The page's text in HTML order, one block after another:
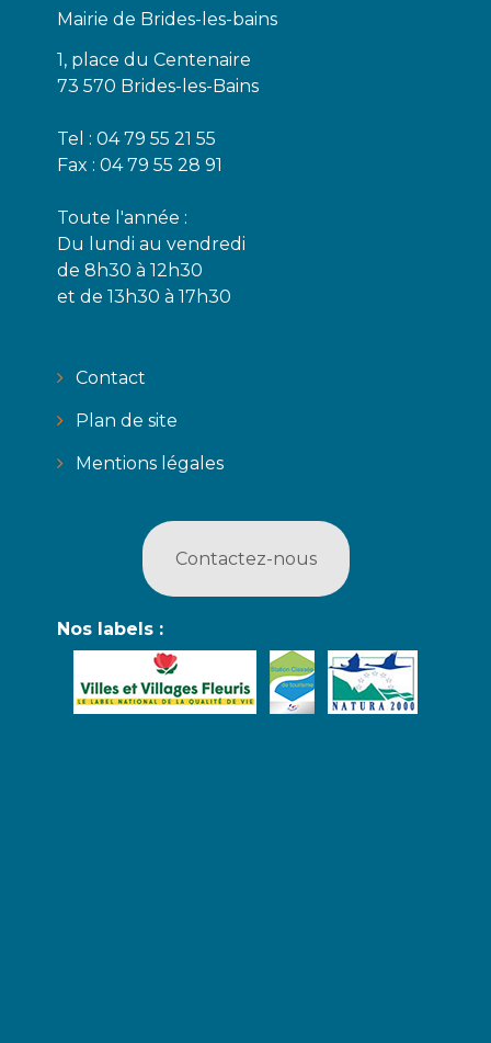
Mairie de Brides-les-bains
1, place du Centenaire
73 570 Brides-les-Bains
Tel : 04 79 55 21 55
Fax : 04 79 55 28 91
Toute l'année :
Du lundi au vendredi
de 8h30 à 12h30
et de 13h30 à 17h30
Contact
Plan de site
Mentions légales
Contactez-nous
Nos labels :